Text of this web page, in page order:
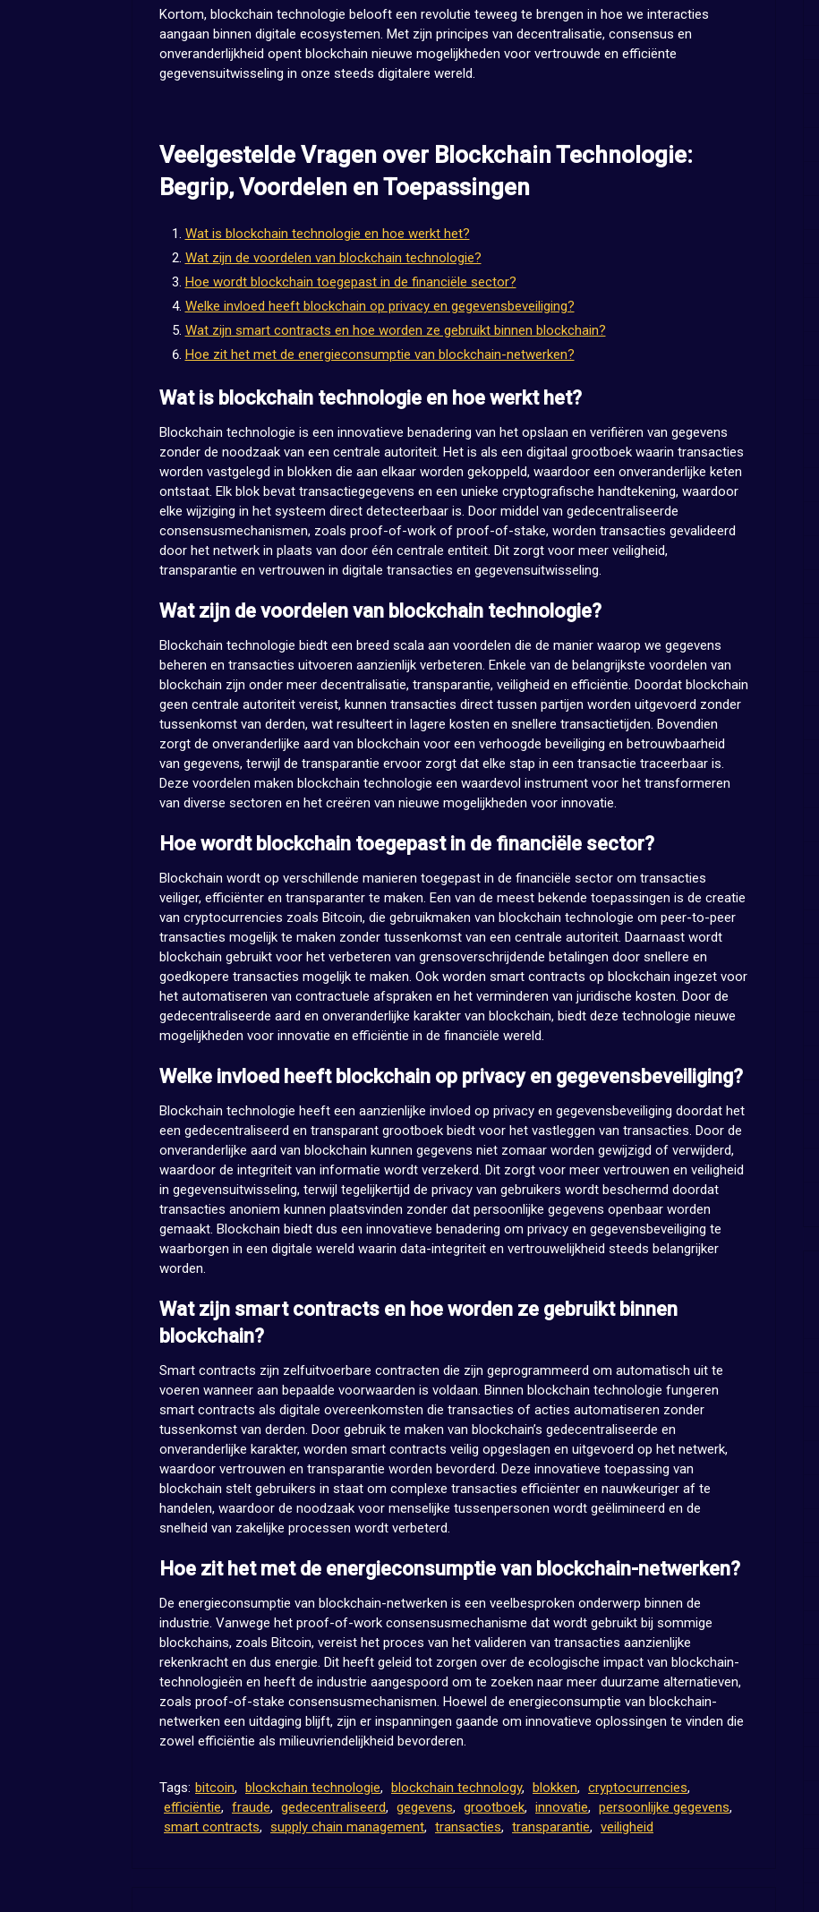
Kortom, blockchain technologie belooft een revolutie teweeg te brengen in hoe we interacties
aangaan binnen digitale ecosystemen. Met zijn principes van decentralisatie, consensus en
onveranderlijkheid opent blockchain nieuwe mogelijkheden voor vertrouwde en efficiënte
gegevensuitwisseling in onze steeds digitalere wereld.
Veelgestelde Vragen over Blockchain Technologie:
Begrip, Voordelen en Toepassingen
Wat is blockchain technologie en hoe werkt het?
Wat zijn de voordelen van blockchain technologie?
Hoe wordt blockchain toegepast in de financiële sector?
Welke invloed heeft blockchain op privacy en gegevensbeveiliging?
Wat zijn smart contracts en hoe worden ze gebruikt binnen blockchain?
Hoe zit het met de energieconsumptie van blockchain-netwerken?
Wat is blockchain technologie en hoe werkt het?
Blockchain technologie is een innovatieve benadering van het opslaan en verifiëren van gegevens
zonder de noodzaak van een centrale autoriteit. Het is als een digitaal grootboek waarin transacties
worden vastgelegd in blokken die aan elkaar worden gekoppeld, waardoor een onveranderlijke keten
ontstaat. Elk blok bevat transactiegegevens en een unieke cryptografische handtekening, waardoor
elke wijziging in het systeem direct detecteerbaar is. Door middel van gedecentraliseerde
consensusmechanismen, zoals proof-of-work of proof-of-stake, worden transacties gevalideerd
door het netwerk in plaats van door één centrale entiteit. Dit zorgt voor meer veiligheid,
transparantie en vertrouwen in digitale transacties en gegevensuitwisseling.
Wat zijn de voordelen van blockchain technologie?
Blockchain technologie biedt een breed scala aan voordelen die de manier waarop we gegevens
beheren en transacties uitvoeren aanzienlijk verbeteren. Enkele van de belangrijkste voordelen van
blockchain zijn onder meer decentralisatie, transparantie, veiligheid en efficiëntie. Doordat blockchain
geen centrale autoriteit vereist, kunnen transacties direct tussen partijen worden uitgevoerd zonder
tussenkomst van derden, wat resulteert in lagere kosten en snellere transactietijden. Bovendien
zorgt de onveranderlijke aard van blockchain voor een verhoogde beveiliging en betrouwbaarheid
van gegevens, terwijl de transparantie ervoor zorgt dat elke stap in een transactie traceerbaar is.
Deze voordelen maken blockchain technologie een waardevol instrument voor het transformeren
van diverse sectoren en het creëren van nieuwe mogelijkheden voor innovatie.
Hoe wordt blockchain toegepast in de financiële sector?
Blockchain wordt op verschillende manieren toegepast in de financiële sector om transacties
veiliger, efficiënter en transparanter te maken. Een van de meest bekende toepassingen is de creatie
van cryptocurrencies zoals Bitcoin, die gebruikmaken van blockchain technologie om peer-to-peer
transacties mogelijk te maken zonder tussenkomst van een centrale autoriteit. Daarnaast wordt
blockchain gebruikt voor het verbeteren van grensoverschrijdende betalingen door snellere en
goedkopere transacties mogelijk te maken. Ook worden smart contracts op blockchain ingezet voor
het automatiseren van contractuele afspraken en het verminderen van juridische kosten. Door de
gedecentraliseerde aard en onveranderlijke karakter van blockchain, biedt deze technologie nieuwe
mogelijkheden voor innovatie en efficiëntie in de financiële wereld.
Welke invloed heeft blockchain op privacy en gegevensbeveiliging?
Blockchain technologie heeft een aanzienlijke invloed op privacy en gegevensbeveiliging doordat het
een gedecentraliseerd en transparant grootboek biedt voor het vastleggen van transacties. Door de
onveranderlijke aard van blockchain kunnen gegevens niet zomaar worden gewijzigd of verwijderd,
waardoor de integriteit van informatie wordt verzekerd. Dit zorgt voor meer vertrouwen en veiligheid
in gegevensuitwisseling, terwijl tegelijkertijd de privacy van gebruikers wordt beschermd doordat
transacties anoniem kunnen plaatsvinden zonder dat persoonlijke gegevens openbaar worden
gemaakt. Blockchain biedt dus een innovatieve benadering om privacy en gegevensbeveiliging te
waarborgen in een digitale wereld waarin data-integriteit en vertrouwelijkheid steeds belangrijker
worden.
Wat zijn smart contracts en hoe worden ze gebruikt binnen
blockchain?
Smart contracts zijn zelfuitvoerbare contracten die zijn geprogrammeerd om automatisch uit te
voeren wanneer aan bepaalde voorwaarden is voldaan. Binnen blockchain technologie fungeren
smart contracts als digitale overeenkomsten die transacties of acties automatiseren zonder
tussenkomst van derden. Door gebruik te maken van blockchain’s gedecentraliseerde en
onveranderlijke karakter, worden smart contracts veilig opgeslagen en uitgevoerd op het netwerk,
waardoor vertrouwen en transparantie worden bevorderd. Deze innovatieve toepassing van
blockchain stelt gebruikers in staat om complexe transacties efficiënter en nauwkeuriger af te
handelen, waardoor de noodzaak voor menselijke tussenpersonen wordt geëlimineerd en de
snelheid van zakelijke processen wordt verbeterd.
Hoe zit het met de energieconsumptie van blockchain-netwerken?
De energieconsumptie van blockchain-netwerken is een veelbesproken onderwerp binnen de
industrie. Vanwege het proof-of-work consensusmechanisme dat wordt gebruikt bij sommige
blockchains, zoals Bitcoin, vereist het proces van het valideren van transacties aanzienlijke
rekenkracht en dus energie. Dit heeft geleid tot zorgen over de ecologische impact van blockchain-
technologieën en heeft de industrie aangespoord om te zoeken naar meer duurzame alternatieven,
zoals proof-of-stake consensusmechanismen. Hoewel de energieconsumptie van blockchain-
netwerken een uitdaging blijft, zijn er inspanningen gaande om innovatieve oplossingen te vinden die
zowel efficiëntie als milieuvriendelijkheid bevorderen.
Tags: bitcoin, blockchain technologie, blockchain technology, blokken, cryptocurrencies,
efficiëntie, fraude, gedecentraliseerd, gegevens, grootboek, innovatie, persoonlijke gegevens,
smart contracts, supply chain management, transacties, transparantie, veiligheid